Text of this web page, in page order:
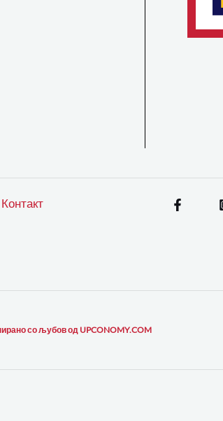
Контакт
со љубов од UPCONOMY.COM